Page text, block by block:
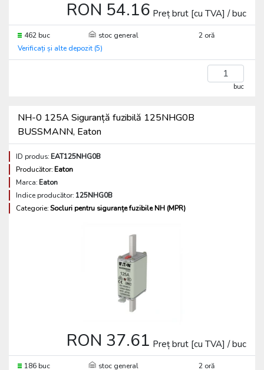
RON 54.16 Preț brut [cu TVA] / buc
462 buc stoc general
2 oră
Verificați și alte depozit (5)
buc
NH-0 125A Siguranță fuzibilă 125NHG0B
BUSSMANN, Eaton
ID produs:EAT125NHG0B
Producător:Eaton
Marca:Eaton
Indice producător: 125NHG0B
Categorie:Socluri pentru siguranțe fuzibile NH (MPR)
RON 37.61 Preț brut [cu TVA] / buc
186 buc stoc general
2 oră